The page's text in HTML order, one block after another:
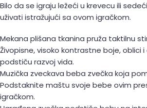
Bilo da se igraju ležeći u krevecu ili
uživati istražujući sa ovom igračkom.
Mekana plišana tkanina pruža taktilnu
Živopisne, visoko kontrastne boje, oblici i
podstiču razvoj vida.
Muzička zveckava beba zvečka koja
Podstaknite maštu svoje bebe ovim
igračkom.